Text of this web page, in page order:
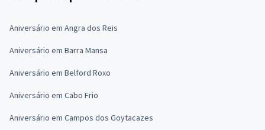
Aniversário em Angra dos Reis
Aniversário em Barra Mansa
Aniversário em Belford Roxo
Aniversário em Cabo Frio
Aniversário em Campos dos Goytacazes